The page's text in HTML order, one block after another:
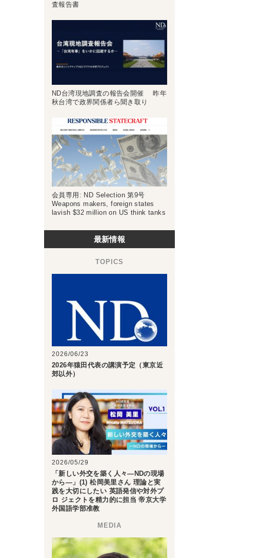
査報告書
ND台湾現地調査の報告会開催 昨年
秋台湾で政界関係者ら聞き取り
会員専用: ND Selection 第9号
Weapons makers, foreign states
lavish $32 million on US think tanks
最新情報
2026/06/23
2026年猿田代表の講演予定（東京近
郊以外）
2026/05/29
「新しい外交を築く人々―NDの現場
から―」(1) 松岡美里さん 理論と実
践を大切にしたい 英語発信や対外プ
ロ ジェクトを精力的に担当 帝京大学
外国語学部准教